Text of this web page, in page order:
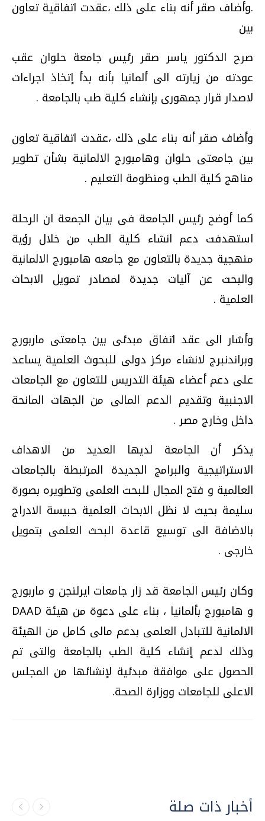
.وأضاف صقر أنه بناء على ذلك ،عقدت اتفاقية تعاون
بين
صرح الدكتور ياسر صقر رئيس جامعة حلوان عقب
عودته من زيارته الى ألمانيا بأنه بدأ إتخاذ اجراءات
لاصدار قرار جمهورى بإنشاء كلية طب بالجامعة .
وأضاف صقر أنه بناء على ذلك ،عقدت اتفاقية تعاون
بين جامعتى حلوان وهامبورج الالمانية بشأن تطوير
مناهج كلية الطب ومنظومة التعليم .
كما أوضح رئيس الجامعة فى بيان الجمعة ان الرحلة
استهدفت دعم انشاء كلية الطب من خلال رؤية
منهجية جديدة بالتعاون مع جامعه هامبورج الالمانية
والبحث عن آليات جديدة لمصادر تمويل الابحاث
العلمية .
وأشار الى عقد اتفاق مبدئى بين جامعتى ماربورج
وبراندنبرج لانشاء مركز دولى للبحوث العلمية يساعد
على دعم أعضاء هيئة التدريس للتعاون مع الجامعات
الاجنبية وتقديم الدعم المالى من الجهات المانحة
داخل وخارج مصر .
يذكر أن الجامعة لديها العديد من الاهداف
الاستراتيجية والبرامج الجديدة المرتبطة بالجامعات
العالمية و فتح المجال للبحث العلمى وتطويره بصورة
سليمة بحيث لا نظل الابحاث العلمية حبيسة الادراج
بالاضافة الى توسيع قاعدة البحث العلمى بتمويل
خارجى .
وكان رئيس الجامعة قد زار جامعات ايرلنجن و ماربورج
و هامبورج بألمانيا ، بناء على دعوة من هيئة DAAD
الالمانية للتبادل العلمى بدعم مالى كامل من الهيئة
وذلك لدعم إنشاء كلية الطب بالجامعة والتى تم
الحصول على موافقة مبدئية لإنشائها من المجلس
الاعلى للجامعات ووزارة الصحة.
أخبار ذات صلة